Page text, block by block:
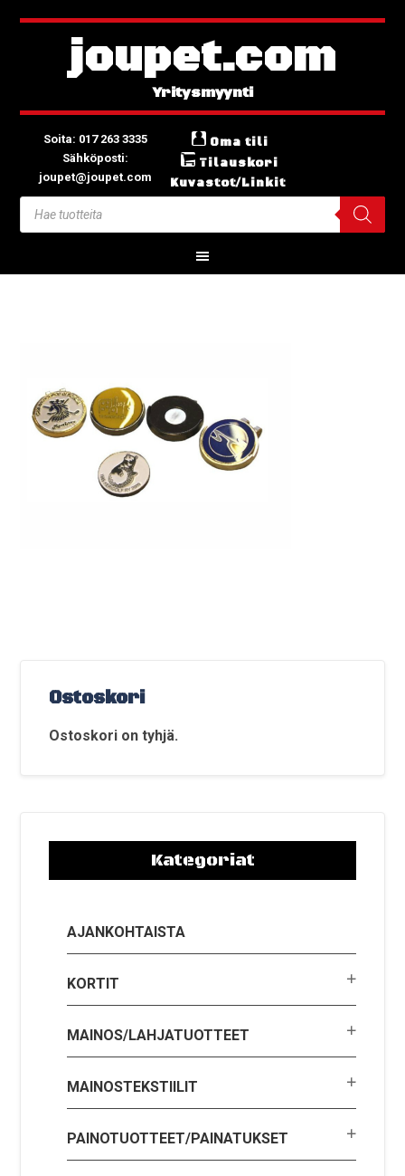
joupet.com
Soita: 017 263 3335
Sähköposti:
joupet@joupet.com
Oma tili
Tilauskori
Kuvastot/Linkit
Ostoskori
Ostoskori on tyhjä.
Kategoriat
AJANKOHTAISTA
KORTIT
MAINOS/LAHJATUOTTEET
MAINOSTEKSTIILIT
PAINOTUOTTEET/PAINATUKSET